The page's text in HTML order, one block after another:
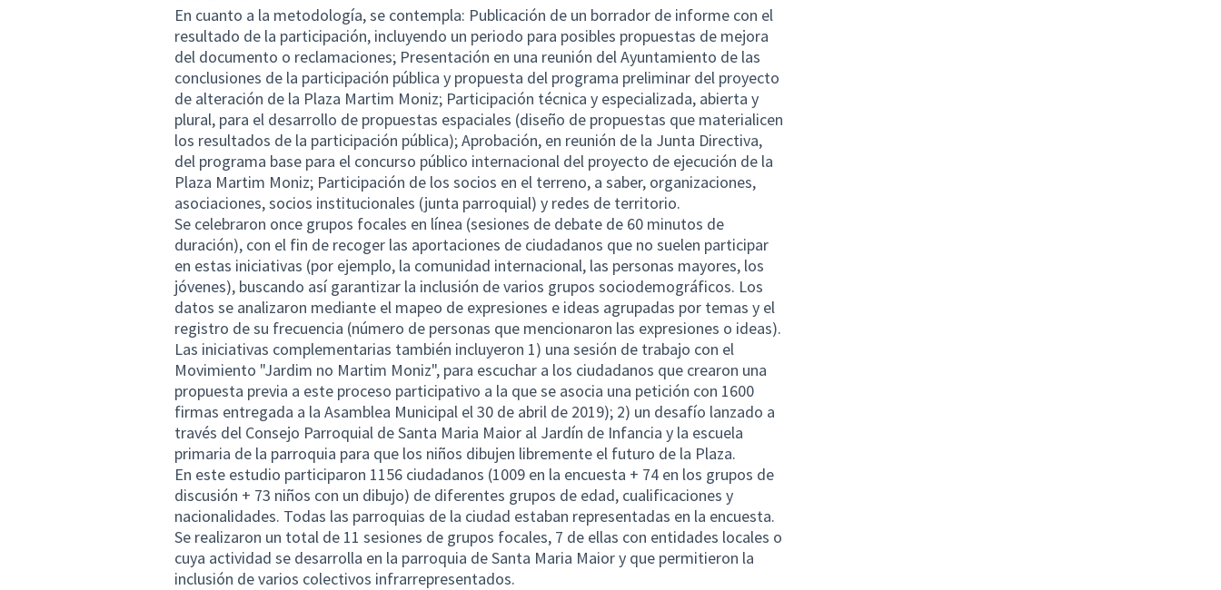
En cuanto a la metodología, se contempla: Publicación de un borrador de informe con el
resultado de la participación, incluyendo un periodo para posibles propuestas de mejora
del documento o reclamaciones; Presentación en una reunión del Ayuntamiento de las
conclusiones de la participación pública y propuesta del programa preliminar del proyecto
de alteración de la Plaza Martim Moniz; Participación técnica y especializada, abierta y
plural, para el desarrollo de propuestas espaciales (diseño de propuestas que materialicen
los resultados de la participación pública); Aprobación, en reunión de la Junta Directiva,
del programa base para el concurso público internacional del proyecto de ejecución de la
Plaza Martim Moniz; Participación de los socios en el terreno, a saber, organizaciones,
asociaciones, socios institucionales (junta parroquial) y redes de territorio.
Se celebraron once grupos focales en línea (sesiones de debate de 60 minutos de
duración), con el fin de recoger las aportaciones de ciudadanos que no suelen participar
en estas iniciativas (por ejemplo, la comunidad internacional, las personas mayores, los
jóvenes), buscando así garantizar la inclusión de varios grupos sociodemográficos. Los
datos se analizaron mediante el mapeo de expresiones e ideas agrupadas por temas y el
registro de su frecuencia (número de personas que mencionaron las expresiones o ideas).
Las iniciativas complementarias también incluyeron 1) una sesión de trabajo con el
Movimiento "Jardim no Martim Moniz", para escuchar a los ciudadanos que crearon una
propuesta previa a este proceso participativo a la que se asocia una petición con 1600
firmas entregada a la Asamblea Municipal el 30 de abril de 2019); 2) un desafío lanzado a
través del Consejo Parroquial de Santa Maria Maior al Jardín de Infancia y la escuela
primaria de la parroquia para que los niños dibujen libremente el futuro de la Plaza.
En este estudio participaron 1156 ciudadanos (1009 en la encuesta + 74 en los grupos de
discusión + 73 niños con un dibujo) de diferentes grupos de edad, cualificaciones y
nacionalidades. Todas las parroquias de la ciudad estaban representadas en la encuesta.
Se realizaron un total de 11 sesiones de grupos focales, 7 de ellas con entidades locales o
cuya actividad se desarrolla en la parroquia de Santa Maria Maior y que permitieron la
inclusión de varios colectivos infrarrepresentados.